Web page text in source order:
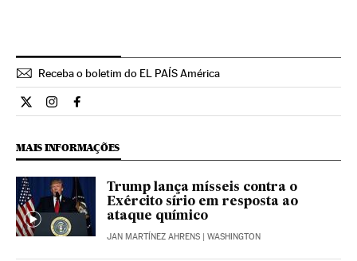
Receba o boletim do EL PAÍS América
Opiniao El País Brasil en Twitter
Opiniao El País Brasil en Instagram
Opiniao El País Brasil en Facebook
MAIS INFORMAÇÕES
Trump lança mísseis contra o
Exército sírio em resposta ao
ataque químico
JAN MARTÍNEZ AHRENS | WASHINGTON